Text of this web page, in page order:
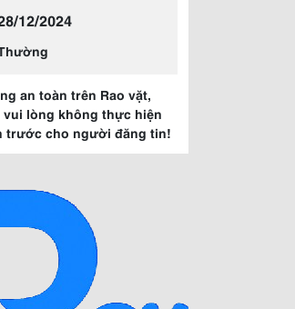
12/2024
an toàn trên Rao vặt,
vui lòng không thực hiện
trước cho người đăng tin!